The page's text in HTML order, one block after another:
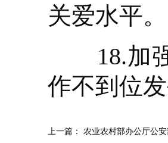
关爱水平。
18.加强
作不到位
上一篇： 农业农村部办公厅公